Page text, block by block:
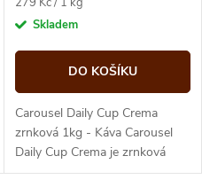
cena:Skladem
DO KOŠÍKU
Carousel Daily Cup Crema
zrnková 1kg - Káva Carousel
Daily Cup Crema je zrnková
káva s jemnou chutí, bohatou